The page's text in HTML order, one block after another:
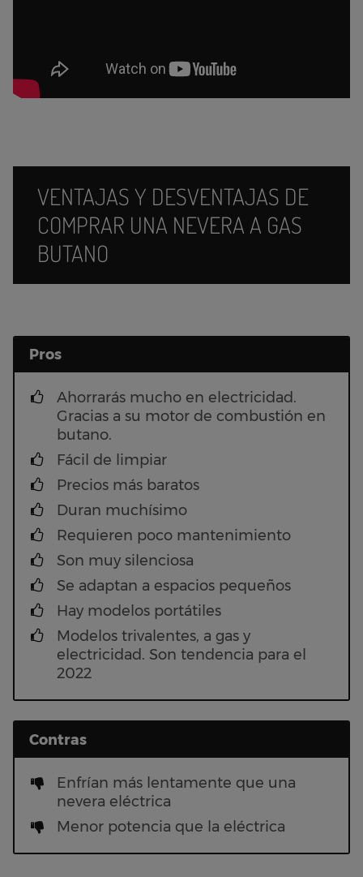
VENTAJAS Y DESVENTAJAS DE
COMPRAR UNA NEVERA A GAS
BUTANO
Pros
Ahorrarás mucho en electricidad.
Gracias a su motor de combustión en
butano.
Fácil de limpiar
Precios más baratos
Duran muchísimo
Requieren poco mantenimiento
Son muy silenciosa
Se adaptan a espacios pequeños
Hay modelos portátiles
Modelos trivalentes, a gas y
electricidad. Son tendencia para el
2022
Contras
Enfrían más lentamente que una
nevera eléctrica
Menor potencia que la eléctrica